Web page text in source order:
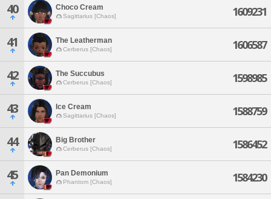
40 Choco Cream
Sagittarius [Chaos] 1609231
41 The Leatherman
Cerberus [Chaos] 1606587
42 The Succubus
Cerberus [Chaos] 1598985
43 Ice Cream
Sagittarius [Chaos] 1588759
44 Big Brother
Cerberus [Chaos] 1586452
45 Pan Demonium
Phantom [Chaos] 1584230